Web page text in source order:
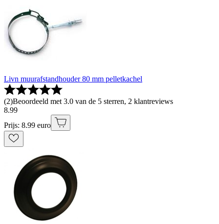
Livn muurafstandhouder 80 mm pelletkachel
(2)Beoordeeld met 3.0 van de 5 sterren, 2 klantreviews
8.99
Prijs: 8.99 euro